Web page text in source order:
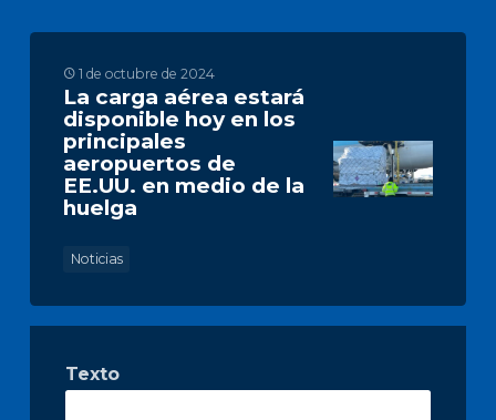
1 de octubre de 2024
La carga aérea estará
disponible hoy en los
principales
aeropuertos de
EE.UU. en medio de la
huelga
Noticias
Texto